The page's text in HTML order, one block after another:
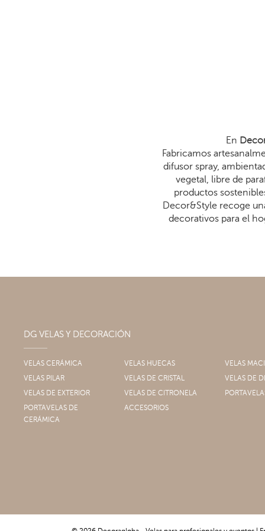
En
Fabricamos
difusor spray,
vegetal, libre de
productos
Decor&Style recoge
decorativos para el
DG VELAS Y DECORACIÓN
VELAS CERÁMICA VELAS HUECAS
VELAS
VELAS PILAR
VELAS DE CRISTAL
VELAS DE
VELAS DE EXTERIOR
VELAS DE CITRONELA
PORTAVELAS DE
CERÁMICA
ACCESORIOS